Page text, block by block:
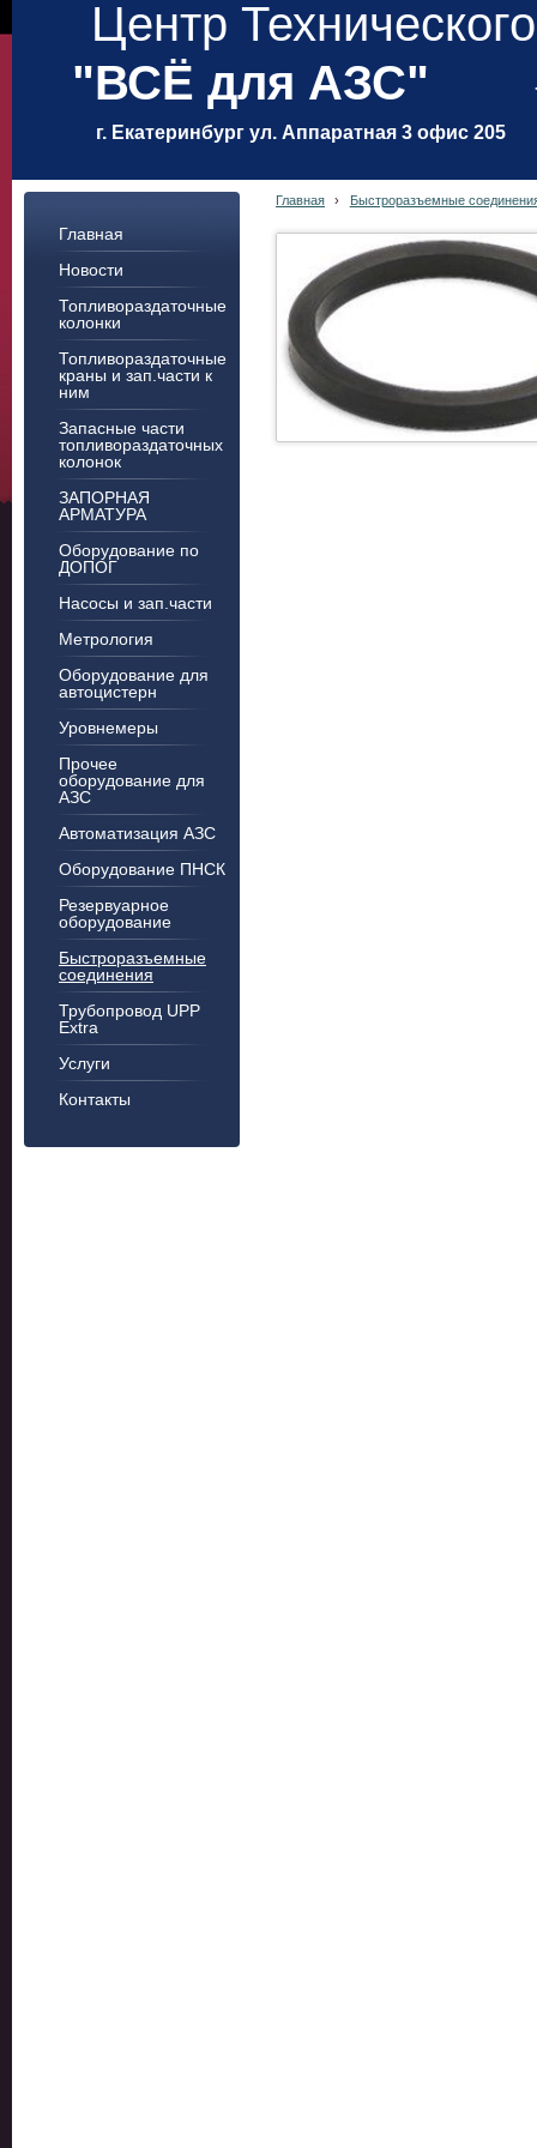
Центр
г. Екатеринбург ул. Аппаратная 3 офис 205
"ВСЁ для АЗС"
Главная
Новости
Топливораздаточные
колонки
Топливораздаточные
краны и зап.части к
ним
Запасные части
топливораздаточных
колонок
ЗАПОРНАЯ
АРМАТУРА
Оборудование по
ДОПОГ
Насосы и зап.части
Метрология
Оборудование для
автоцистерн
Уровнемеры
Прочее
оборудование для
АЗС
Автоматизация АЗС
Оборудование ПНСК
Резервуарное
оборудование
Быстроразъемные
соединения
Трубопровод UPP
Extra
Услуги
Контакты
Главная › Быстроразъемные